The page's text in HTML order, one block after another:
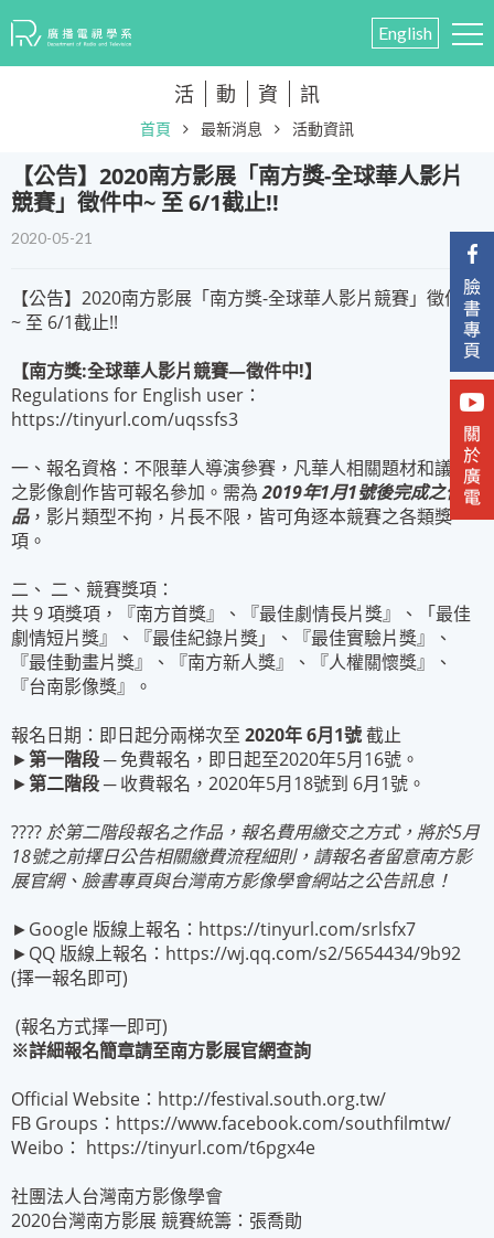
English
活 動 資 訊
首頁 最新消息 活動資訊
【公告】2020南方影展「南方獎-全球華人影片
競賽」徵件中~ 至 6/1截止!!
2020-05-21
【公告】2020南方影展「南方獎-全球華人影片競賽」徵件中
~ 至 6/1截止!!
【南方獎:全球華人影片競賽—徵件中!】
Regulations for English user：
https://tinyurl.com/uqssfs3
一、報名資格：不限華人導演參賽，凡華人相關題材和議題
之影像創作皆可報名參加。需為2019年1月1號後完成之作
品，影片類型不拘，片長不限，皆可角逐本競賽之各類獎
項。
二、 二、競賽獎項：
共 9 項獎項，『南方首獎』、『最佳劇情長片獎』、「最佳
劇情短片獎』、『最佳紀錄片獎」、『最佳實驗片獎』、
『最佳動畫片獎』、『南方新人獎』、『人權關懷獎』、
『台南影像獎』。
報名日期：即日起分兩梯次至 2020年6月1號截止
►第一階段─免費報名，即日起至2020年5月16號。
►第二階段─ 收費報名，2020年5月18號到 6月1號。
???? 於第二階段報名之作品，報名費用繳交之方式，將於5月
18號之前擇日公告相關繳費流程細則，請報名者留意南方影
展官網、臉書專頁與台灣南方影像學會網站之公告訊息！
►Google 版線上報名： https://tinyurl.com/srlsfx7
►QQ 版線上報名： https://wj.qq.com/s2/5654434/9b92
(擇一報名即可)
(報名方式擇一即可)
※詳細報名簡章請至南方影展官網查詢
Official Website： http://festival.south.org.tw/
FB Groups： https://www.facebook.com/southfilmtw/
Weibo： https://tinyurl.com/t6pgx4e
社團法人台灣南方影像學會
2020台灣南方影展 競賽統籌：張喬勛